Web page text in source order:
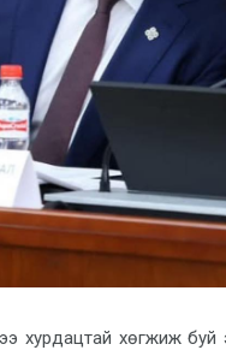
хурдацтай хөгжиж